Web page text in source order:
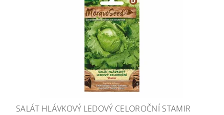
SALÁT HLÁVKOVÝ LEDOVÝ CELOROČNÍ STAMIR